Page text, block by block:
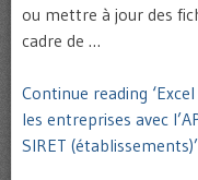
ou mettre à jour des
cadre de …
Continue reading
les entreprises avec
SIRET